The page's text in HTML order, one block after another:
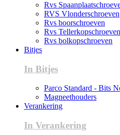
Rvs
RVS Vlonderschroeven
Rvs boorschroeven
Rvs Tellerkopschroeven
Rvs bolkopschroeven
Bitjes
In Bitjes
Parco Standard - Bits
Magneethouders
Verankering
In Verankering